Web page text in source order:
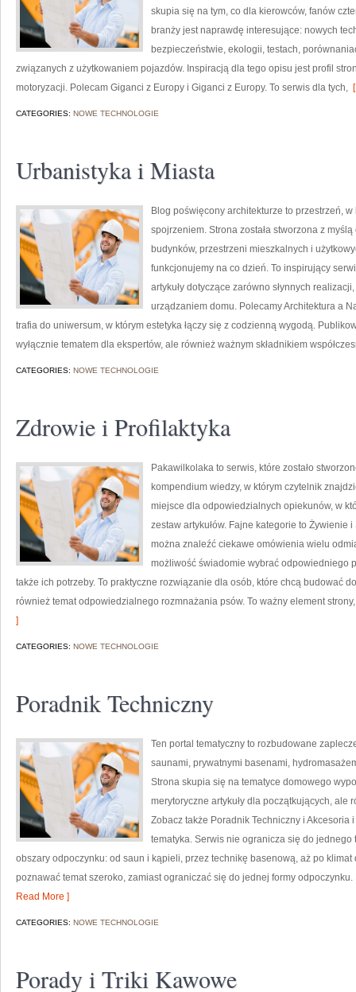
skupia się na tym, co dla kierowców, fanów
branży jest naprawdę interesujące: nowych
bezpieczeństwie, ekologii, testach,
związanych z użytkowaniem pojazdów. Inspiracją dla tego opisu jest profil
motoryzacji. Polecam Giganci z Europy i Giganci z Europy. To serwis dla tych,
CATEGORIES: NOWE TECHNOLOGIE
Urbanistyka i Miasta
Blog poświęcony architekturze to przestrzeń,
spojrzeniem. Strona została stworzona z
budynków, przestrzeni mieszkalnych i
funkcjonujemy na co dzień. To inspirujący
artykuły dotyczące zarówno słynnych
urządzaniem domu. Polecamy Architektura a
trafia do uniwersum, w którym estetyka łączy się z codzienną wygodą.
wyłącznie tematem dla ekspertów, ale również ważnym składnikiem
CATEGORIES: NOWE TECHNOLOGIE
Zdrowie i Profilaktyka
Pakawilkolaka to serwis, które zostało
kompendium wiedzy, w którym czytelnik
miejsce dla odpowiedzialnych opiekunów, w
zestaw artykułów. Fajne kategorie to Żywienie
można znaleźć ciekawe omówienia wielu
możliwość świadomie wybrać odpowiedniego
także ich potrzeby. To praktyczne rozwiązanie dla osób, które chcą budować
również temat odpowiedzialnego rozmnażania psów. To ważny element
]
CATEGORIES: NOWE TECHNOLOGIE
Poradnik Techniczny
Ten portal tematyczny to rozbudowane
saunami, prywatnymi basenami,
Strona skupia się na tematyce domowego
merytoryczne artykuły dla początkujących,
Zobacz także Poradnik Techniczny i Akcesoria
tematyka. Serwis nie ogranicza się do jednego
obszary odpoczynku: od saun i kąpieli, przez technikę basenową, aż po
poznawać temat szeroko, zamiast ograniczać się do jednej formy
Read More ]
CATEGORIES: NOWE TECHNOLOGIE
Porady i Triki Kawowe